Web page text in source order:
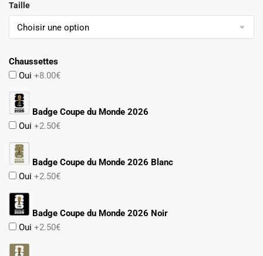
initial
était :
actuel
est :
Taille
Chaussettes
Oui +8.00€
Badge Coupe du Monde 2026
Oui +2.50€
Badge Coupe du Monde 2026 Blanc
Oui +2.50€
Badge Coupe du Monde 2026 Noir
Oui +2.50€